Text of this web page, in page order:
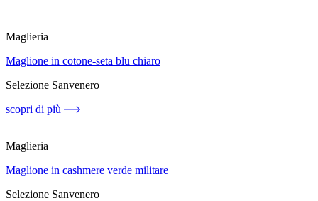
Maglieria
Maglione in cotone-seta blu chiaro
Selezione Sanvenero
scopri di più
Maglieria
Maglione in cashmere verde militare
Selezione Sanvenero